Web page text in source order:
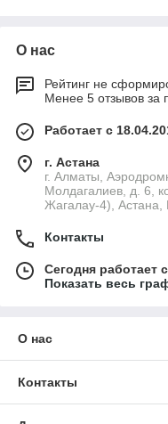
внешний вид.
О нас
Рейтинг не
Менее 5 отзывов за
Работает с
г. Астана
г. Алматы,
Молдагалиев, д. 6,
Жагалау-4), Астана,
Контакты
Сегодня работает
Показать весь
О нас
Контакты